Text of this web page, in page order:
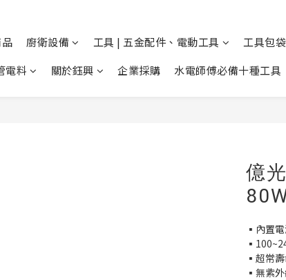
廚衛設備 工具 | 五金配件、電動工具 工具包袋
電料 關於鈺興 企業採購 水電師傅必備十種工具
億
▪內置
▪超常
▪無紫